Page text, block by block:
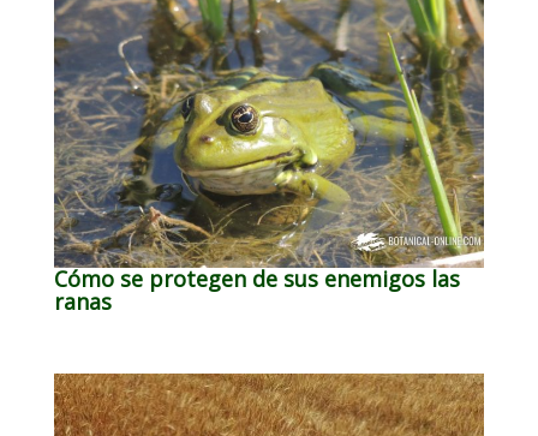
Cómo se protegen de sus enemigos las
ranas